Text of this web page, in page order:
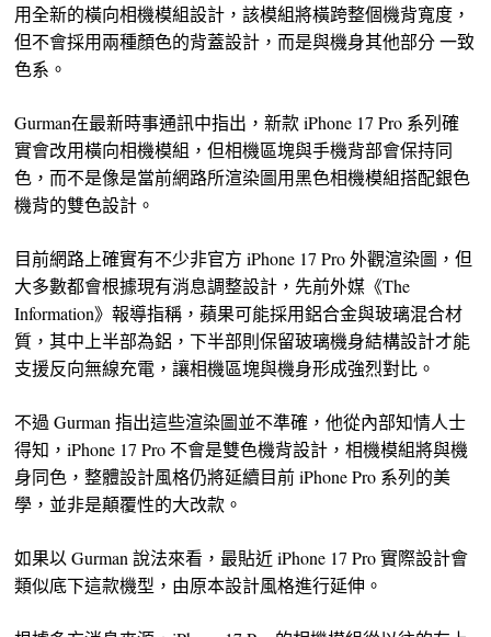
用全新的橫向相機模組設計，該模組將橫跨整個機背寬度，
但不會採用兩種顏色的背蓋設計，而是與機身其他部分 一致
色系。
Gurman在最新時事通訊中指出，新款 iPhone 17 Pro 系列確
實會改用橫向相機模組，但相機區塊與手機背部會保持同
色，而不是像是當前網路所渲染圖用黑色相機模組搭配銀色
機背的雙色設計。
目前網路上確實有不少非官方 iPhone 17 Pro 外觀渲染圖，但
大多數都會根據現有消息調整設計，先前外媒《The
Information》報導指稱，蘋果可能採用鋁合金與玻璃混合材
質，其中上半部為鋁，下半部則保留玻璃機身結構設計才能
支援反向無線充電，讓相機區塊與機身形成強烈對比。
不過 Gurman 指出這些渲染圖並不準確，他從內部知情人士
得知，iPhone 17 Pro 不會是雙色機背設計，相機模組將與機
身同色，整體設計風格仍將延續目前 iPhone Pro 系列的美
學，並非是顛覆性的大改款。
如果以 Gurman 說法來看，最貼近 iPhone 17 Pro 實際設計會
類似底下這款機型，由原本設計風格進行延伸。